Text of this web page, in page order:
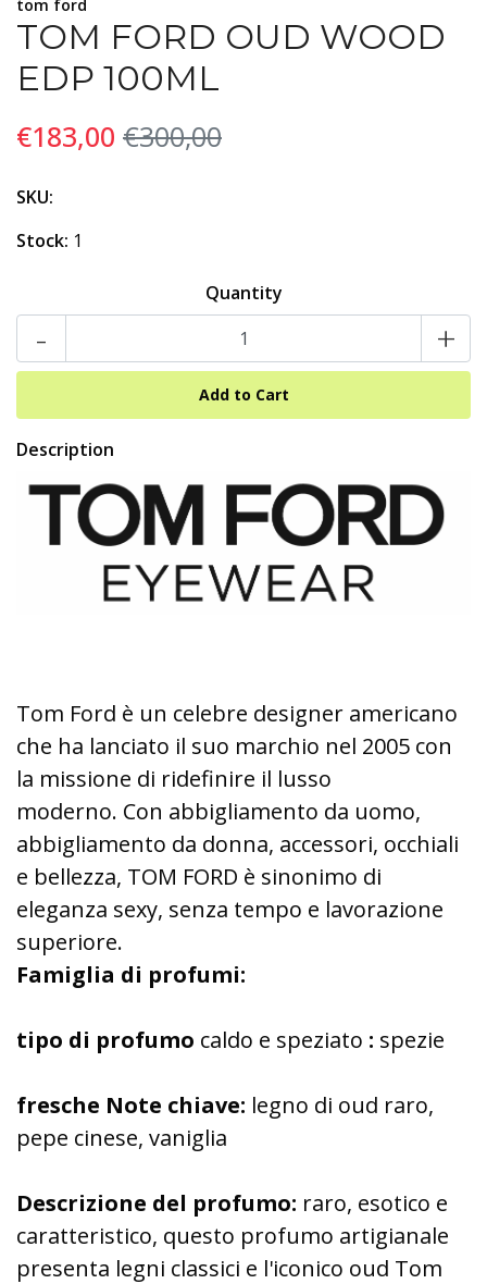
tom ford
TOM FORD OUD WOOD
EDP 100ML
€183,00 €300,00
SKU:
Stock: 1
Quantity
- +
Description
Tom Ford è un celebre designer americano
che ha lanciato il suo marchio nel 2005 con
la missione di ridefinire il lusso
moderno. Con abbigliamento da uomo,
abbigliamento da donna, accessori, occhiali
e bellezza, TOM FORD è sinonimo di
eleganza sexy, senza tempo e lavorazione
superiore.
Famiglia di profumi:
tipo di profumo caldo e speziato : spezie
fresche Note chiave: legno di oud raro,
pepe cinese, vaniglia
Descrizione del profumo: raro, esotico e
caratteristico, questo profumo artigianale
presenta legni classici e l'iconico oud Tom